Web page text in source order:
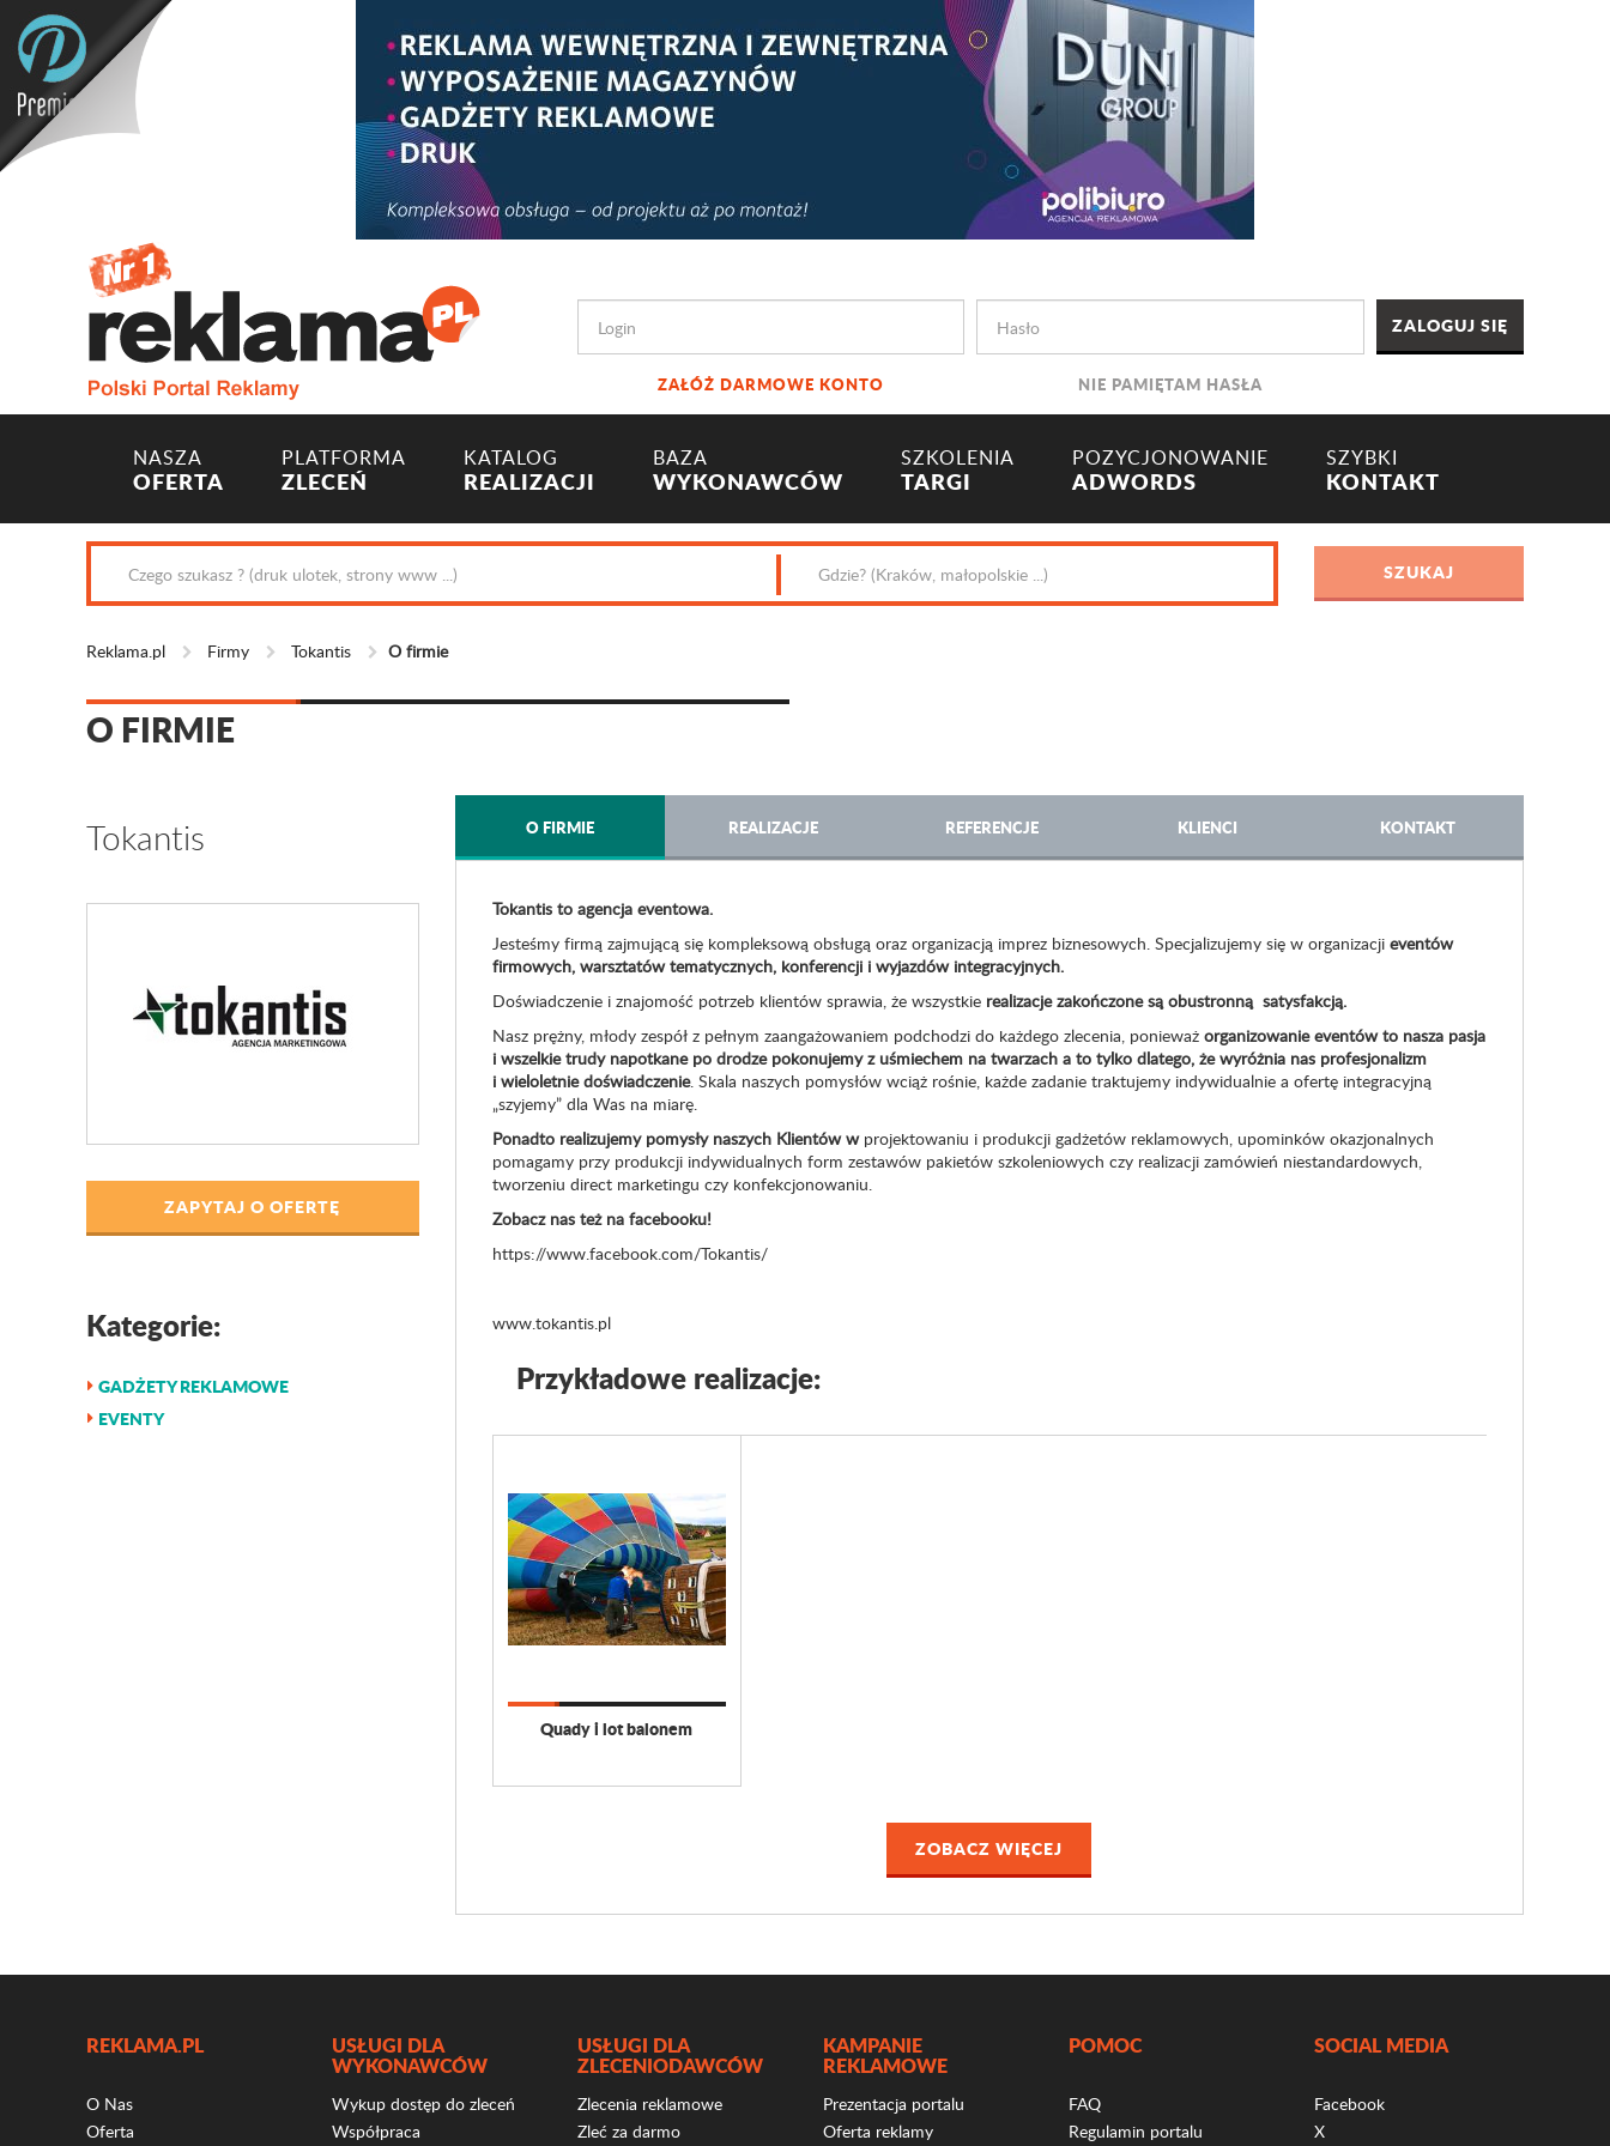
ZAŁÓŻ DARMOWE KONTO NIE PAMIĘTAM HASŁA
NASZA
OFERTA
PLATFORMA
ZLECEŃ
KATALOG
REALIZACJI
BAZA
WYKONAWCÓW
SZKOLENIA
TARGI
POZYCJONOWANIE
ADWORDS
SZYBKI
KONTAKT
Reklama.pl Firmy Tokantis O firmie
O FIRMIE
Tokantis
ZAPYTAJ O OFERTĘ
Kategorie:
GADŻETY REKLAMOWE
EVENTY
O FIRMIE REALIZACJE REFERENCJE KLIENCI KONTAKT
Tokantis to agencja eventowa.
Jesteśmy firmą zajmującą się kompleksową obsługą oraz organizacją imprez biznesowych. Specjalizujemy się w organizacjieventów
firmowych, warsztatów tematycznych, konferencji i wyjazdów integracyjnych.
Doświadczenie i znajomość potrzeb klientów sprawia, że wszystkie realizacje zakończone są obustronną satysfakcją.
Nasz prężny, młody zespół z pełnym zaangażowaniem podchodzi do każdego zlecenia, ponieważ organizowanie eventów to nasza pasja
i wszelkie trudy napotkane po drodze pokonujemy z uśmiechem na twarzach a to tylko dlatego, że wyróżnia nas profesjonalizm
i wieloletnie doświadczenie. Skala naszych pomysłów wciąż rośnie, każde zadanie traktujemy indywidualnie a ofertę integracyjną
„szyjemy” dla Was na miarę.
Ponadto realizujemy pomysły naszych Klientów wprojektowaniu i produkcji gadżetów reklamowych, upominków okazjonalnych
pomagamy przy produkcji indywidualnych form zestawów pakietów szkoleniowych czy realizacji zamówień niestandardowych,
tworzeniu direct marketingu czy konfekcjonowaniu.
Zobacz nas też na facebooku!
https://www.facebook.com/Tokantis/
www.tokantis.pl
Przykładowe realizacje:
Quady i lot balonem
ZOBACZ WIĘCEJ
REKLAMA.PL
O Nas
Oferta
USŁUGI DLA
WYKONAWCÓW
Wykup dostęp do zleceń
Współpraca
USŁUGI DLA
ZLECENIODAWCÓW
Zlecenia reklamowe
Zleć za darmo
KAMPANIE
REKLAMOWE
Prezentacja portalu
Oferta reklamy
POMOC
FAQ
Regulamin portalu
SOCIAL MEDIA
Facebook
X